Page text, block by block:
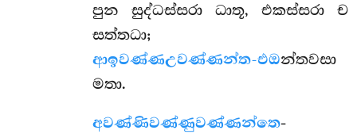
පුන සුද්ධස්සරා ධාතූ, එකස්සරා ච
සත්තධා;
ආඉවණ්ණඋවණ්ණන්ත-එඔන්තවසා
මතා.
අවණ්ණිවණ්ණුවණ්ණන්තෙ-